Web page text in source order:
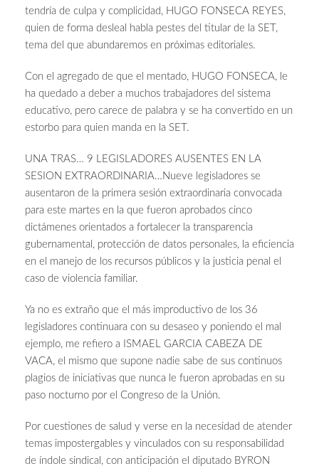
tendría de culpa y complicidad, HUGO FONSECA REYES,
quien de forma desleal habla pestes del titular de la SET,
tema del que abundaremos en próximas editoriales.
Con el agregado de que el mentado, HUGO FONSECA, le
ha quedado a deber a muchos trabajadores del sistema
educativo, pero carece de palabra y se ha convertido en un
estorbo para quien manda en la SET.
UNA TRAS… 9 LEGISLADORES AUSENTES EN LA
SESION EXTRAORDINARIA…Nueve legisladores se
ausentaron de la primera sesión extraordinaria convocada
para este martes en la que fueron aprobados cinco
dictámenes orientados a fortalecer la transparencia
gubernamental, protección de datos personales, la eficiencia
en el manejo de los recursos públicos y la justicia penal el
caso de violencia familiar.
Ya no es extraño que el más improductivo de los 36
legisladores continuara con su desaseo y poniendo el mal
ejemplo, me refiero a ISMAEL GARCIA CABEZA DE
VACA, el mismo que supone nadie sabe de sus continuos
plagios de iniciativas que nunca le fueron aprobadas en su
paso nocturno por el Congreso de la Unión.
Por cuestiones de salud y verse en la necesidad de atender
temas impostergables y vinculados con su responsabilidad
de índole sindical, con anticipación el diputado BYRON